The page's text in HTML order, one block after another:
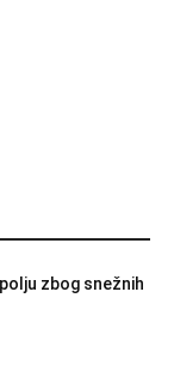
zbog snežnih